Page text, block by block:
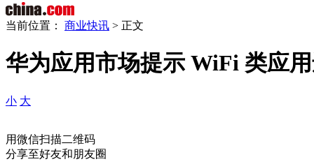
当前位置： 商业快讯 > 正文
华为应用市场提示 WiFi 类应
小 大
用微信扫描二维码
分享至好友和朋友圈